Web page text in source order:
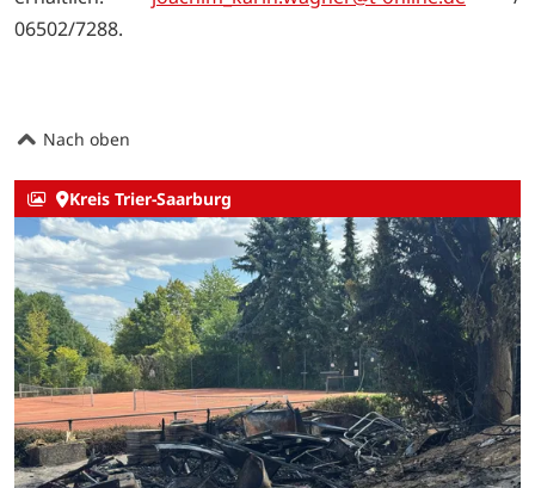
06502/7288.
Nach oben
Kreis Trier-Saarburg